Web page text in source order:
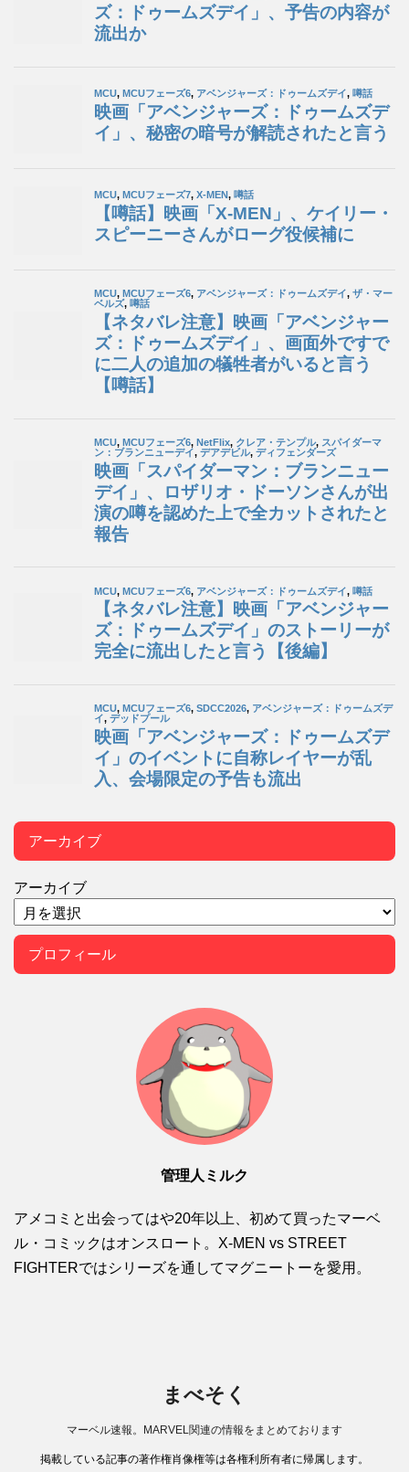
アーカイブ
アーカイブ
プロフィール
管理人ミルク
アメコミと出会ってはや20年以上、初めて買ったマーベ
ル・コミックはオンスロート。X-MEN vs STREET
FIGHTERではシリーズを通してマグニートーを愛用。
まべそく
マーベル速報。MARVEL関連の情報をまとめております
掲載している記事の著作権肖像権等は各権利所有者に帰属します。